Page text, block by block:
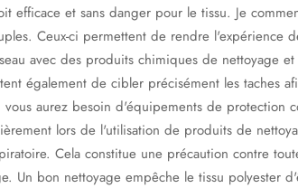
efficace et sans danger pour le tissu. Je
Ceux-ci permettent de rendre l'expérience
avec des produits chimiques de nettoyage
également de cibler précisément les taches
aurez besoin d'équipements de protection
lors de l'utilisation de produits de
Cela constitue une précaution contre
Un bon nettoyage empêche le tissu polyester